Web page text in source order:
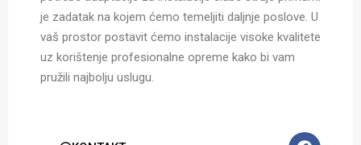
je zadatak na kojem ćemo temeljiti daljnje poslove. U
vaš prostor postavit ćemo instalacije visoke kvalitete
uz korištenje profesionalne opreme kako bi vam
pružili najbolju uslugu.